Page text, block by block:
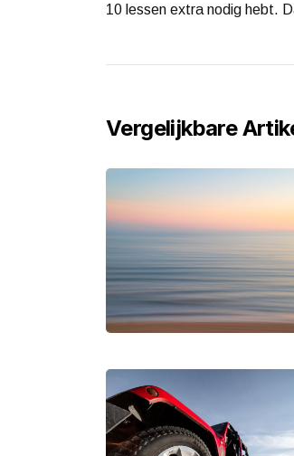
10 lessen extra nodig hebt.
Vergelijkbare